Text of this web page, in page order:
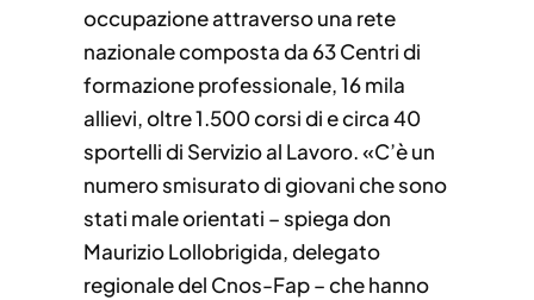
occupazione attraverso una rete
nazionale composta da 63 Centri di
formazione professionale, 16 mila
allievi, oltre 1.500 corsi di e circa 40
sportelli di Servizio al Lavoro. «C’è un
numero smisurato di giovani che sono
stati male orientati – spiega don
Maurizio Lollobrigida, delegato
regionale del Cnos-Fap – che hanno